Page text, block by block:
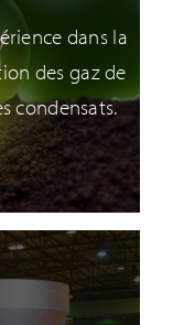
dans la
des gaz de
condensats.